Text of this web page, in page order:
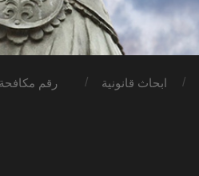
ابحاث قانونية رقم مكافحة